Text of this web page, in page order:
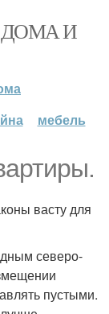
ДОМА И
мебель
васту для
северо-
пустыми.